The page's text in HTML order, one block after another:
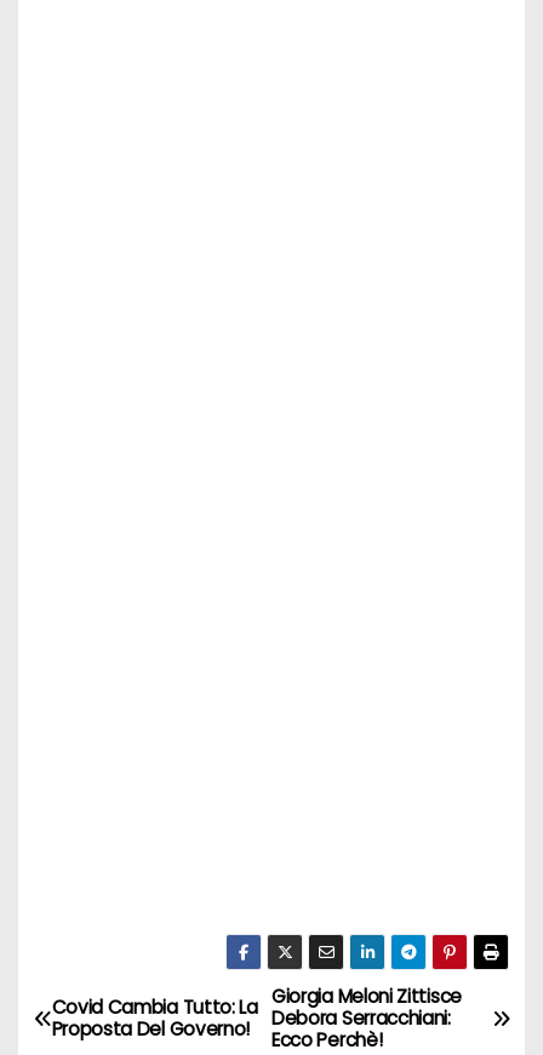
N
Giorgia Meloni Zittisce
Debora Serracchiani:
Ecco Perchè!
Covid Cambia Tutto: La
Proposta Del Governo!